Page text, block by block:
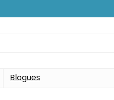
Blogues